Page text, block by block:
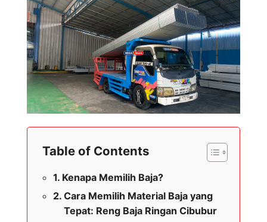
Table of Contents
Kenapa Memilih Baja?
Cara Memilih Material Baja yang
Tepat: Reng Baja Ringan Cibubur